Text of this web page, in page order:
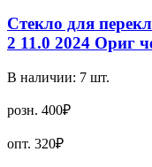
Стекло для
2 11.0 2024 Ориг
В наличии: 7 шт.
розн. 400₽
опт. 320₽